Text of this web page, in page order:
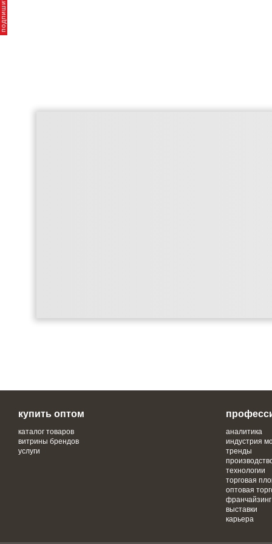
купить оптом
каталог товаров
витрины брендов
услуги
аналитика
индустрия
тренды
технологии
торговая
оптовая
франчайзинг
выставки
карьера